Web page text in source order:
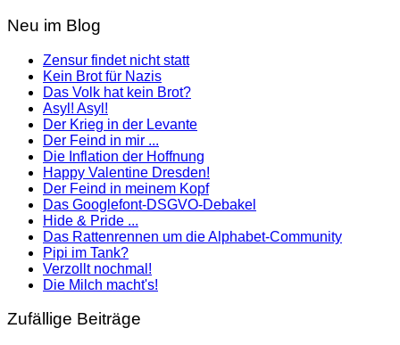
Neu im Blog
Zensur findet nicht statt
Kein Brot für Nazis
Das Volk hat kein Brot?
Asyl! Asyl!
Der Krieg in der Levante
Der Feind in mir ...
Die Inflation der Hoffnung
Happy Valentine Dresden!
Der Feind in meinem Kopf
Das Googlefont-DSGVO-Debakel
Hide & Pride ...
Das Rattenrennen um die Alphabet-Community
Pipi im Tank?
Verzollt nochmal!
Die Milch macht's!
Zufällige Beiträge